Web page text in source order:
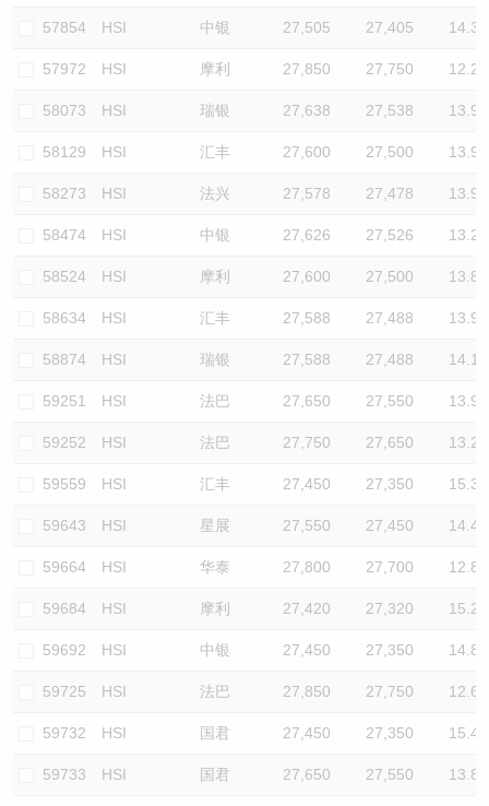
57854 HSI 中银 27,505 27,405 14.3
57972 HSI 摩利 27,850 27,750 12.2
58073 HSI 瑞银 27,638 27,538 13.9
58129 HSI 汇丰 27,600 27,500 13.9
58273 HSI 法兴 27,578 27,478 13.9
58474 HSI 中银 27,626 27,526 13.2
58524 HSI 摩利 27,600 27,500 13.8
58634 HSI 汇丰 27,588 27,488 13.9
58874 HSI 瑞银 27,588 27,488 14.1
59251 HSI 法巴 27,650 27,550 13.9
59252 HSI 法巴 27,750 27,650 13.2
59559 HSI 汇丰 27,450 27,350 15.3
59643 HSI 星展 27,550 27,450 14.4
59664 HSI 华泰 27,800 27,700 12.8
59684 HSI 摩利 27,420 27,320 15.2
59692 HSI 中银 27,450 27,350 14.8
59725 HSI 法巴 27,850 27,750 12.6
59732 HSI 国君 27,450 27,350 15.4
59733 HSI 国君 27,650 27,550 13.8